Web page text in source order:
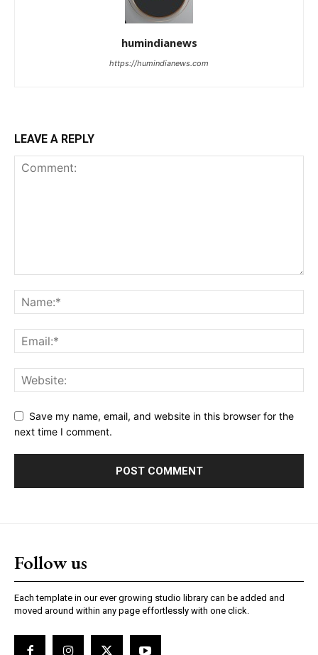
humindianews
https://humindianews.com
LEAVE A REPLY
Save my name, email, and website in this browser for the
next time I comment.
Follow us
Each template in our ever growing studio library can be added and
moved around within any page effortlessly with one click.